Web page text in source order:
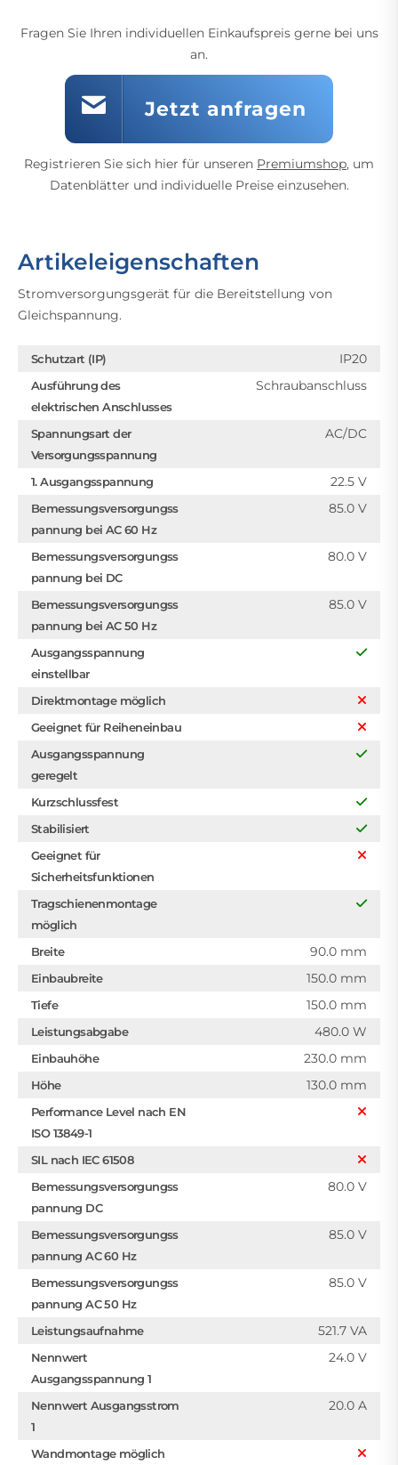
Fragen Sie Ihren individuellen Einkaufspreis gerne bei uns
an.
Jetzt anfragen
Registrieren Sie sich hier für unseren Premiumshop, um
Datenblätter und individuelle Preise einzusehen.
Artikeleigenschaften
Stromversorgungsgerät für die Bereitstellung von
Gleichspannung.
Schutzart (IP) IP20
Ausführung des
elektrischen Anschlusses
Schraubanschluss
Spannungsart der
Versorgungsspannung
AC/DC
1. Ausgangsspannung 22.5 V
Bemessungsversorgungss
pannung bei AC 60 Hz
85.0 V
Bemessungsversorgungss
pannung bei DC
80.0 V
Bemessungsversorgungss
pannung bei AC 50 Hz
85.0 V
Ausgangsspannung
einstellbar
Direktmontage möglich
Geeignet für Reiheneinbau
Ausgangsspannung
geregelt
Kurzschlussfest
Stabilisiert
Geeignet für
Sicherheitsfunktionen
Tragschienenmontage
möglich
Breite
90.0 mm
Einbaubreite 150.0 mm
Tiefe 150.0 mm
Leistungsabgabe 480.0 W
Einbauhöhe 230.0 mm
Höhe 130.0 mm
Performance Level nach EN
ISO 13849-1
SIL nach IEC 61508
Bemessungsversorgungss
pannung DC
80.0 V
Bemessungsversorgungss
pannung AC 60 Hz
85.0 V
Bemessungsversorgungss
pannung AC 50 Hz
85.0 V
Leistungsaufnahme 521.7 VA
Nennwert
Ausgangsspannung 1
24.0 V
Nennwert Ausgangsstrom
1
20.0 A
Wandmontage möglich